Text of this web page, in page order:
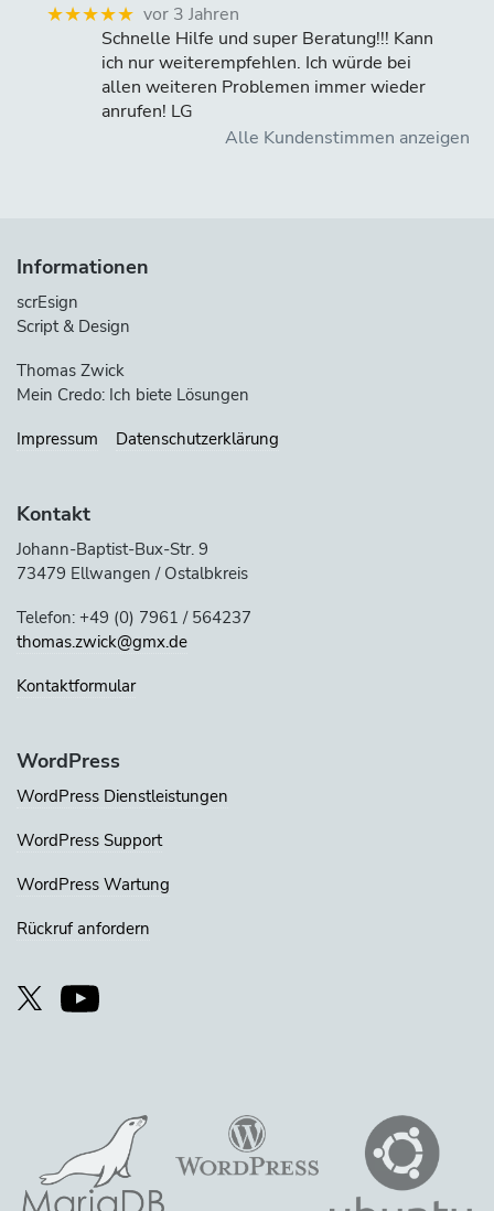
★★★★★ vor 3 Jahren
Schnelle Hilfe und super Beratung!!! Kann
ich nur weiterempfehlen. Ich würde bei
allen weiteren Problemen immer wieder
anrufen! LG
Alle Kundenstimmen anzeigen
Informationen
scrEsign
Script & Design
Thomas Zwick
Mein Credo: Ich biete Lösungen
Impressum
Datenschutzerklärung
Kontakt
Johann-Baptist-Bux-Str. 9
73479 Ellwangen / Ostalbkreis
Telefon: +49 (0) 7961 / 564237
thomas.zwick@gmx.de
Kontaktformular
WordPress
WordPress Dienstleistungen
WordPress Support
WordPress Wartung
Rückruf anfordern